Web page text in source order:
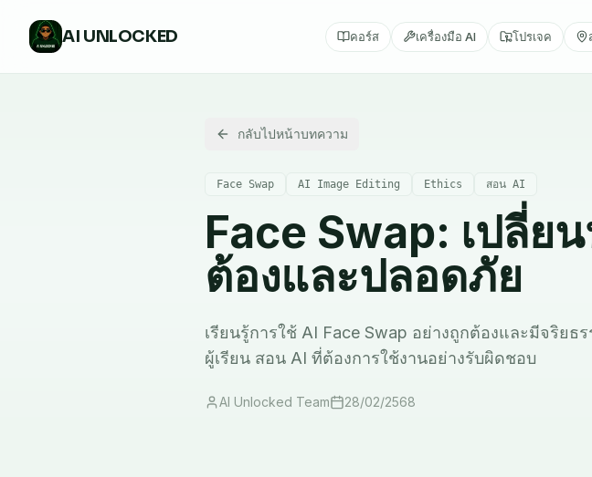
AI UNLOCKED คอร์ส เครื่องมือ AI โปรเจค
กลับไปหน้าบทความ
Face Swap AI Image Editing Ethics สอน AI
Face Swap: เปลี่ย
ต้องและปลอดภัย
เรียนรู้การใช้ AI Face Swap อย่างถูกต้องและมีจริย
ผู้เรียน สอน AI ที่ต้องการใช้งานอย่างรับผิดชอบ
AI Unlocked Team 28/02/2568